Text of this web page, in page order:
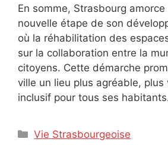
En somme, Strasbourg
nouvelle étape de son
où la réhabilitation des
sur la collaboration entre la
citoyens. Cette démarche
ville un lieu plus agréable, plus
inclusif pour tous ses
Catégories
Vie Strasbourgeoise